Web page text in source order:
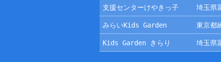
支援センターけやきっ子 埼玉県
みらいKids Garden 東京都
Kids Garden きらり 埼玉県